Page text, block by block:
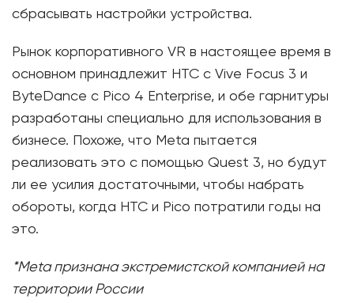
сбрасывать настройки устройства.
Рынок корпоративного VR в настоящее время в
основном принадлежит HTC с Vive Focus 3 и
ByteDance с Pico 4 Enterprise, и обе гарнитуры
разработаны специально для использования в
бизнесе. Похоже, что Meta пытается
реализовать это с помощью Quest 3, но будут
ли ее усилия достаточными, чтобы набрать
обороты, когда HTC и Pico потратили годы на
это.
*Meta признана экстремистской компанией на
территории России